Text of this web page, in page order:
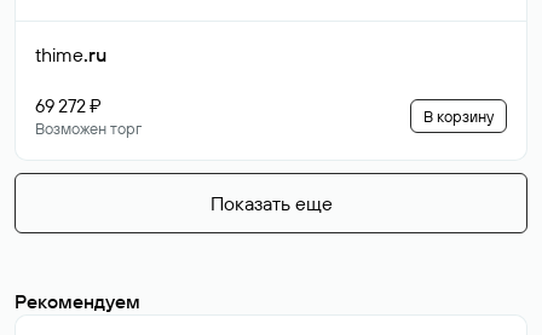
thime.ru
69 272 ₽
Возможен торг
В корзину
Показать еще
Рекомендуем